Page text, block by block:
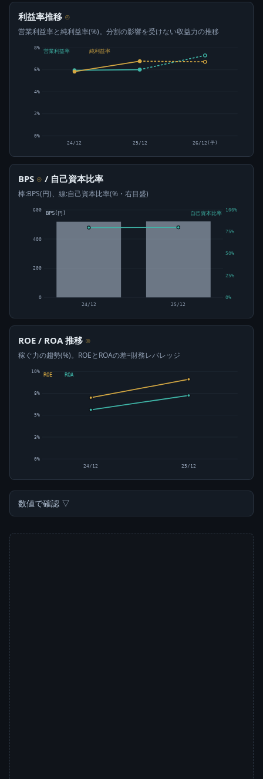
利益率推移 ⊙
営業利益率と純利益率(%)。分割の影響を受けない収益力の推移
0%
2%
4%
6%
8%
営業利益率 純利益率
24/12 25/12 26/12(予)
BPS ⊙ / 自己資本比率
棒:BPS(円)、線:自己資本比率(%・右目盛)
0
200
400
600
0%
25%
50%
75%
100%
24/12 25/12
BPS(円) 自己資本比率
ROE / ROA 推移 ⊙
稼ぐ力の趨勢(%)。ROEとROAの差=財務レバレッジ
0%
3%
5%
8%
10%
ROE ROA
24/12 25/12
数値で確認 ▽